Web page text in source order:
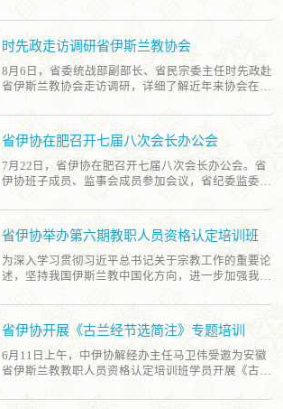
为实现中华民族伟大复兴的中国梦贡献智慧和力量。
了一批“政治上靠得住、宗教上有造诣、品德上能服
兰教教职人员将持续深化对“全面从严治教”的认识实
践，主动加强修养、端正教风，带动信众践行正信正
行，为维护宗教领域和谐稳定贡献力量。
路，明确了工作方向。 下一步，省伊协将坚持问题导
向，全面梳理存在问题，建立整改清单，制定切实可
行的整改方案，注重立行立改与长效机制建设相结
合。同时，加强成果转化，及时将研讨共识及基层有
效实践总结固化为制度规范。此外，聚焦基层服务需
设，不断提升服务基层效能，推动全省伊斯兰教健康
教，8月12日，阜阳市伊斯兰教协会举办第四届“卧尔
兹”演讲比赛暨坚持伊斯兰教中国化方向培训会。市
委统战部副部长、市民族宗教事务局局长刘伟出席会
议并作专题授课。 刘伟强调，要坚持党的领导，深入
学习习近平新时代中国特色社会主义思想，贯彻全
实思想基础，增强全市伊斯兰教界人士拥护党的领导
设，支持宗教界加强自身建设，提高自身管理水平，
始终按照“政治上靠得住、宗教上有造诣、品德上能
服众、关键时起作用”的标准，加强中青年教职人员
实践走深走实。 本次活动以“铭记历史·从严治教”为
主题，组织7名伊斯兰教教职人员紧扣爱国爱教主
旨，深入阐释伊斯兰教与中国传统文化的内在契合
点，充分展现新时代宗教界人士的使命担当，提升了
时先政走访调研省伊斯兰教协会
8月6日，省委统战部副部长、省民宗委主任时先政赴
省伊斯兰教协会走访调研，详细了解近年来协会在加
严治教要求、加强团体自身建设及人才队伍培养等方
面的工作情况。 时先政指出，要强化思想政治引领，
自觉以习近平总书记关于宗教工作的重要论述为遵
循，完整、准确、全面地理解贯彻党的宗教工作基本
方针。要弘扬伊斯兰教爱国爱教传统，坚持以中华优
动，系统推进伊斯兰教中国化安徽实践。要加强团体
等管理流程，强化制度执行力，提升引领和服务信教
群众的能力。要着眼长远、系统规划，建立健全伊斯
兰教教职人员培养培训体系，重点培养一批“政治上
决抵御宗教极端思想渗透，维护我省伊斯兰教领域和
省伊协在肥召开七届八次会长办公会
7月22日，省伊协在肥召开七届八次会长办公会。省
伊协班子成员、监事会成员参加会议，省纪委监委驻
处室负责同志应邀到会。 会议传达学习了习近平总书
记在《求是》杂志发表的重要文章、加强宗教事务治
理法治化研讨会精神、李干杰走访在京全国性宗教团
体讲话精神及新修订的《中华人民共和国境内外国人
宗教活动管理规定实施细则》等内容，通报了全省第
协 2025 年上半年财政、自有资金使用情况，研究部
流活动及省伊协下半年重点工作。 会议强调，省伊协
要深入学习贯彻习近平新时代中国特色社会主义思
想，持续开展“三爱”“五史”等主题教育实践活动，深
省伊协举办第六期教职人员资格认定培训班
为深入学习贯彻习近平总书记关于宗教工作的重要论
述，坚持我国伊斯兰教中国化方向，进一步加强我省
综合素质，6月10日至12日，省伊协在合肥举办第六
期伊斯兰教教职人员资格认定培训班。全省４0名拟
认定教职人员参加。省民宗委副主任韩雷出席开班式
并作动员讲话。省纪委监委驻省委统战部纪检监察组
和省民宗委相关处室负责人应邀参加。 培训班邀请专
时代伊斯兰教教职人员的职责和使命以及伊斯兰教中
省伊协开展《古兰经节选简注》专题培训
6月11日上午，中伊协解经办主任马卫伟受邀为安徽
省伊斯兰教教职人员资格认定培训班学员开展《古兰
翻译概述”、“翻译工作与《节选简注》”、“《节选简